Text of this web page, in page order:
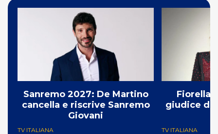
Sanremo 2027: De Martino
cancella e riscrive Sanremo
Giovani
TV ITALIANA
Fiorella
giudice di
TV ITALIANA